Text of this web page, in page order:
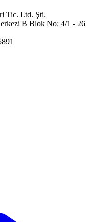
Tic. Ltd. Şti.
B Blok No: 4/1 - 26